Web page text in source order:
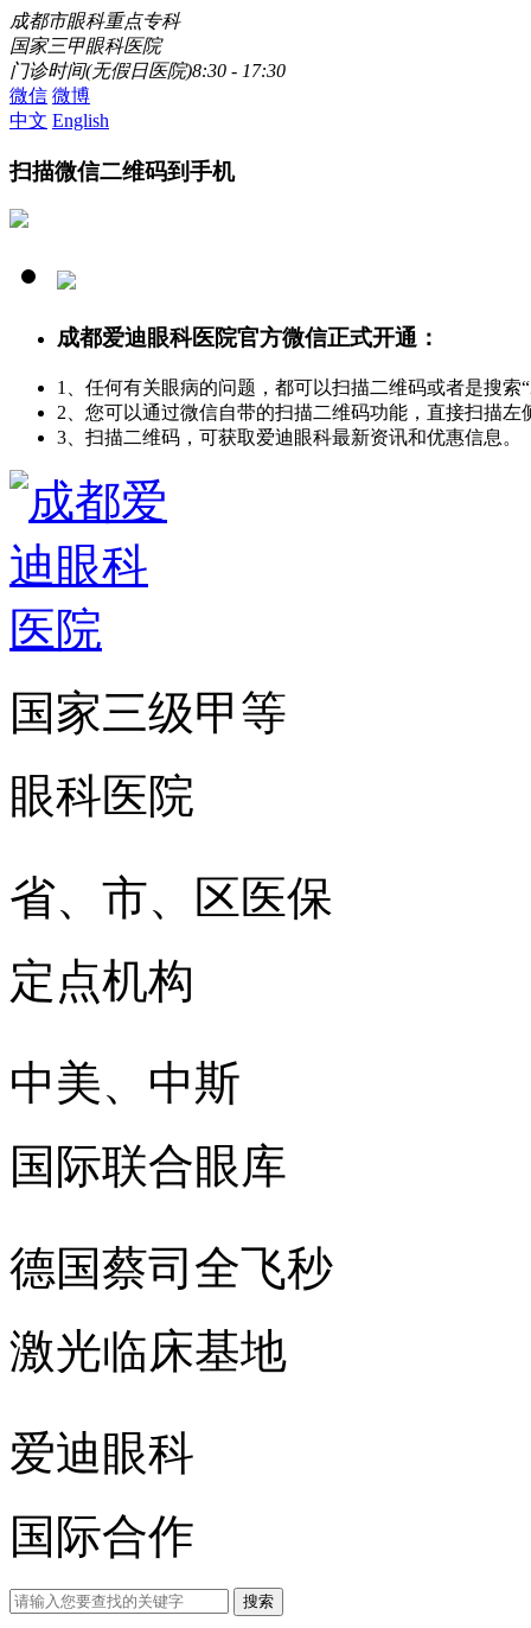
成都市眼科重点专科
国家三甲眼科医院
门诊时间(无假日医院)8:30 - 17:30
微信 微博
中文 English
扫描微信二维码到手机
成都爱迪眼科医院官方微信正式开通：
1、任何有关眼病的问题，都可以扫描二维码或者是搜索
2、您可以通过微信自带的扫描二维码功能，直接扫描左
3、扫描二维码，可获取爱迪眼科最新资讯和优惠信息。
国家三级甲等
眼科医院
省、市、区医保
定点机构
中美、中斯
国际联合眼库
德国蔡司全飞秒
激光临床基地
爱迪眼科
国际合作